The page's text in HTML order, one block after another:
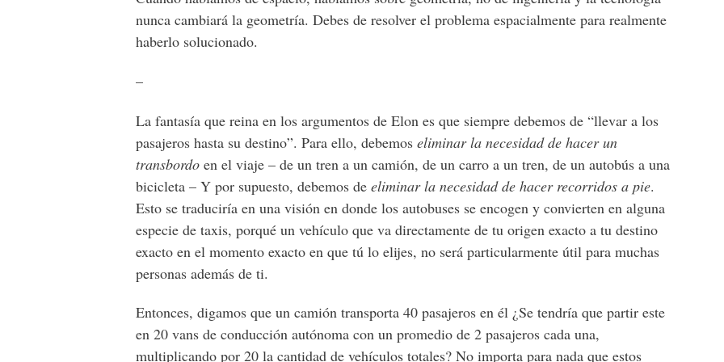
nunca cambiará la geometría. Debes de resolver el problema espacialmente para realmente
haberlo solucionado.
–
La fantasía que reina en los argumentos de Elon es que siempre debemos de “llevar a los
pasajeros hasta su destino”. Para ello, debemos eliminar la necesidad de hacer un
transbordo en el viaje – de un tren a un camión, de un carro a un tren, de un autobús a una
bicicleta – Y por supuesto, debemos de eliminar la necesidad de hacer recorridos a pie.
Esto se traduciría en una visión en donde los autobuses se encogen y convierten en alguna
especie de taxis, porqué un vehículo que va directamente de tu origen exacto a tu destino
exacto en el momento exacto en que tú lo elijes, no será particularmente útil para muchas
personas además de ti.
Entonces, digamos que un camión transporta 40 pasajeros en él ¿Se tendría que partir este
en 20 vans de conducción autónoma con un promedio de 2 pasajeros cada una,
multiplicando por 20 la cantidad de vehículos totales? No importa para nada que estos